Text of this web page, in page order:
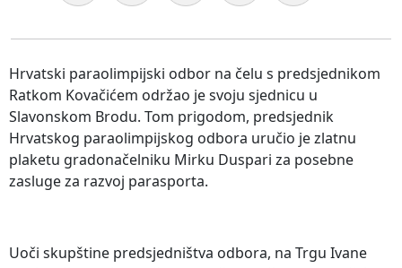
Hrvatski paraolimpijski odbor na čelu s predsjednikom
Ratkom Kovačićem održao je svoju sjednicu u
Slavonskom Brodu. Tom prigodom, predsjednik
Hrvatskog paraolimpijskog odbora uručio je zlatnu
plaketu gradonačelniku Mirku Duspari za posebne
zasluge za razvoj parasporta.
Uoči skupštine predsjedništva odbora, na Trgu Ivane